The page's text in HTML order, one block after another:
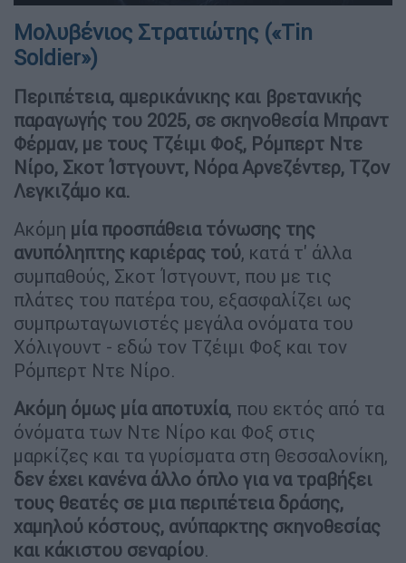
Μολυβένιος Στρατιώτης («Tin
Soldier»)
Περιπέτεια, αμερικάνικης και βρετανικής
παραγωγής του 2025, σε σκηνοθεσία Μπραντ
Φέρμαν, με τους Τζέιμι Φοξ, Ρόμπερτ Ντε
Νίρο, Σκοτ Ίστγουντ, Νόρα Αρνεζέντερ, Τζον
Λεγκιζάμο κα.
Ακόμη μία προσπάθεια τόνωσης της
ανυπόληπτης καριέρας τού, κατά τ' άλλα
συμπαθούς, Σκοτ Ίστγουντ, που με τις
πλάτες του πατέρα του, εξασφαλίζει ως
συμπρωταγωνιστές μεγάλα ονόματα του
Χόλιγουντ - εδώ τον Τζέιμι Φοξ και τον
Ρόμπερτ Ντε Νίρο.
Ακόμη όμως μία αποτυχία, που εκτός από τα
όνόματα των Ντε Νίρο και Φοξ στις
μαρκίζες και τα γυρίσματα στη Θεσσαλονίκη,
δεν έχει κανένα άλλο όπλο για να τραβήξει
τους θεατές σε μια περιπέτεια δράσης,
χαμηλού κόστους, ανύπαρκτης σκηνοθεσίας
και κάκιστου σεναρίου.